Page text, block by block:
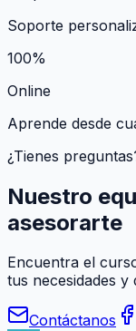
Soporte
100%
Online
Aprende desde
¿Tienes
Nuestro
asesorarte
Encuentra el
tus necesidades
Contáctanos